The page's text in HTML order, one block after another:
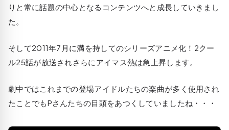
りと常に話題の中心となるコンテンツへと成長していきまし
た。
そして2011年7月に満を持してのシリーズアニメ化！2クー
ル25話が放送されさらにアイマス熱は急上昇します。
劇中ではこれまでの登場アイドルたちの楽曲が多く使用され
たことでもPさんたちの目頭をあつくしていましたね・・・